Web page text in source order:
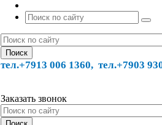
тел.+7913 006 1360, тел.+7903
Заказать звонок